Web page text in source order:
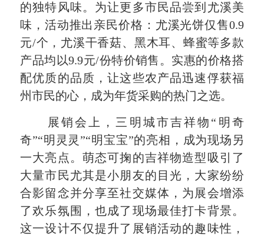
的独特风味。为让更多市民品尝到尤溪美
味，活动推出亲民价格：尤溪光饼仅售0.9
元/个，尤溪干香菇、黑木耳、蜂蜜等多款
产品均以9.9元/份特价销售。实惠的价格搭
配优质的品质，让这些农产品迅速俘获福
州市民的心，成为年货采购的热门之选。
展销会上，三明城市吉祥物“明奇
奇”“明灵灵”“明宝宝”的亮相，成为现场另
一大亮点。萌态可掬的吉祥物造型吸引了
大量市民尤其是小朋友的目光，大家纷纷
合影留念并分享至社交媒体，为展会增添
了欢乐氛围，也成了现场最佳打卡背景。
这一设计不仅提升了展销活动的趣味性，